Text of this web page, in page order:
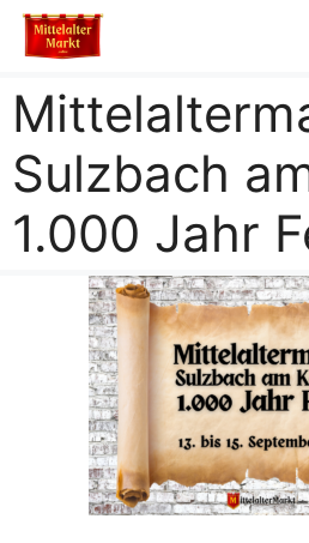
Zum
Inhalt
Sulzbach
1.000 Jahr